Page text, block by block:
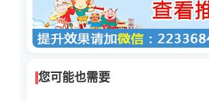
您可能也需要